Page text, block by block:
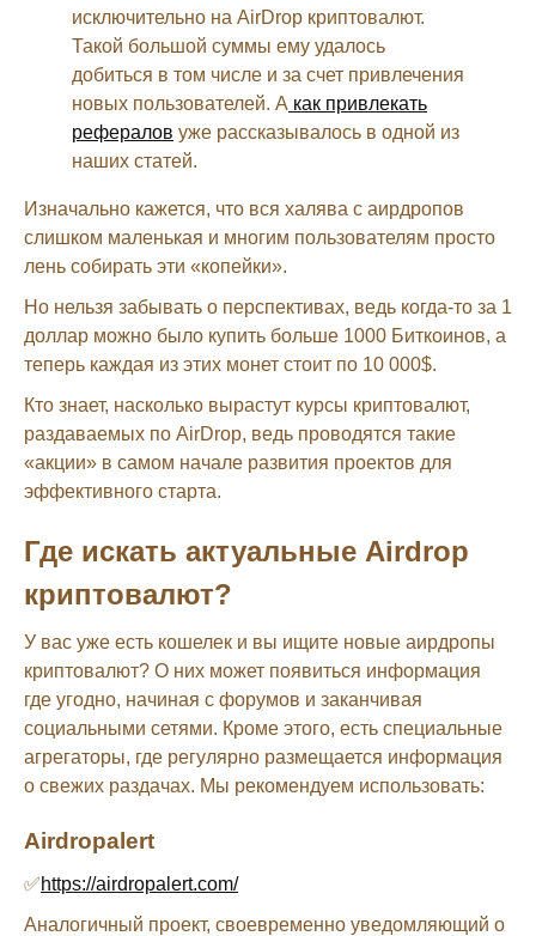
исключительно на AirDrop криптовалют.
Такой большой суммы ему удалось
добиться в том числе и за счет привлечения
новых пользователей. А как привлекать
рефералов уже рассказывалось в одной из
наших статей.
Изначально кажется, что вся халява с аирдропов
слишком маленькая и многим пользователям просто
лень собирать эти «копейки».
Но нельзя забывать о перспективах, ведь когда-то за 1
доллар можно было купить больше 1000 Биткоинов, а
теперь каждая из этих монет стоит по 10 000$.
Кто знает, насколько вырастут курсы криптовалют,
раздаваемых по AirDrop, ведь проводятся такие
«акции» в самом начале развития проектов для
эффективного старта.
Где искать актуальные Airdrop
криптовалют?
У вас уже есть кошелек и вы ищите новые аирдропы
криптовалют? О них может появиться информация
где угодно, начиная с форумов и заканчивая
социальными сетями. Кроме этого, есть специальные
агрегаторы, где регулярно размещается информация
о свежих раздачах. Мы рекомендуем использовать:
Airdropalert
✅https://airdropalert.com/
Аналогичный проект, своевременно уведомляющий о